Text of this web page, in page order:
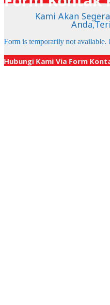
Kami Akan
Form is temporarily not available.
Hubungi Kami Via Form